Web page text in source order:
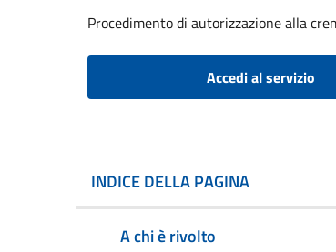
Procedimento di autorizzazione alla
Accedi al servizio
INDICE DELLA PAGINA
A chi è rivolto